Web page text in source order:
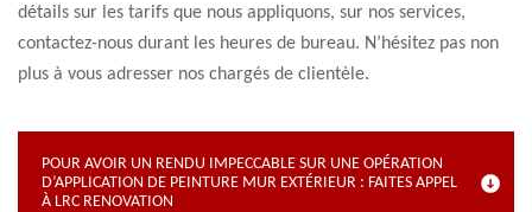
détails sur les tarifs que nous appliquons, sur nos services,
contactez-nous durant les heures de bureau. N’hésitez pas non
plus à vous adresser nos chargés de clientèle.
POUR AVOIR UN RENDU IMPECCABLE SUR UNE OPÉRATION
D’APPLICATION DE PEINTURE MUR EXTÉRIEUR : FAITES APPEL
À LRC RENOVATION